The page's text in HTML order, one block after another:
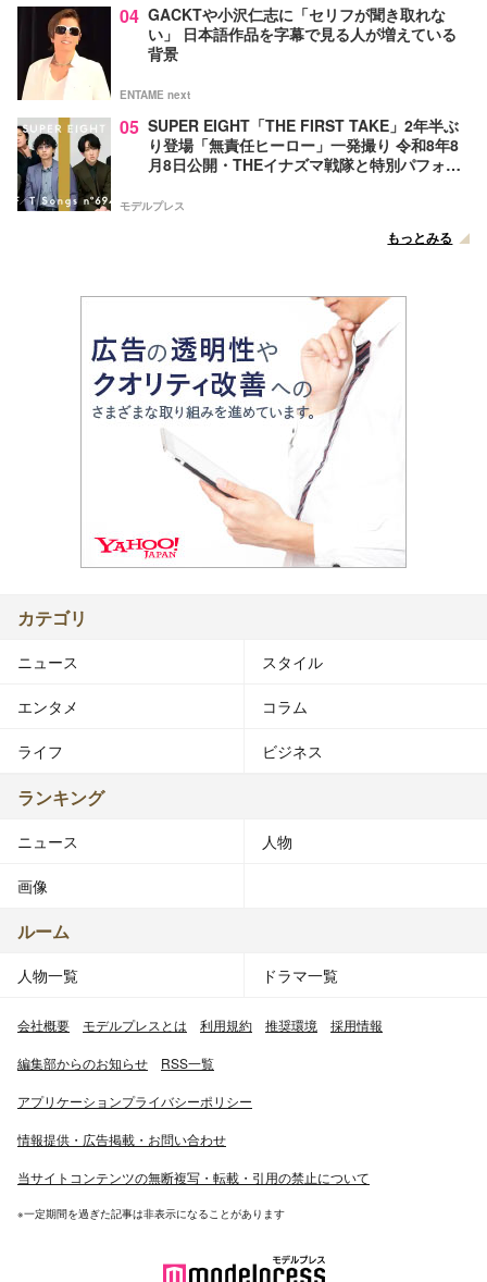
04 GACKTや小沢仁志に「セリフが聞き取れな
い」 日本語作品を字幕で見る人が増えている
背景
ENTAME next
05 SUPER EIGHT「THE FIRST TAKE」2年半ぶ
り登場「無責任ヒーロー」一発撮り 令和8年8
月8日公開・THEイナズマ戦隊と特別パフォー
モデルプレス
もっとみる
カテゴリ
ニュース スタイル
エンタメ コラム
ライフ ビジネス
ランキング
ニュース 人物
画像
ルーム
人物一覧 ドラマ一覧
会社概要 モデルプレスとは 利用規約 推奨環境 採用情報
編集部からのお知らせ RSS一覧
アプリケーションプライバシーポリシー
情報提供・広告掲載・お問い合わせ
当サイトコンテンツの無断複写・転載・引用の禁止について
※一定期間を過ぎた記事は非表示になることがあります